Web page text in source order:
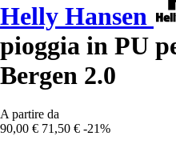
Helly Hansen
pioggia in PU
Bergen 2.0
A partire da
90,00 € 71,50 € -21%